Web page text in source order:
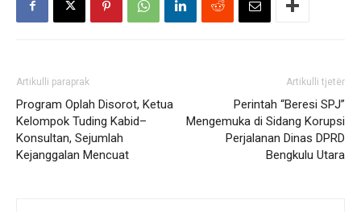
Artikulli paraprak
Program Oplah Disorot, Ketua
Kelompok Tuding Kabid–
Konsultan, Sejumlah
Kejanggalan Mencuat
Artikulli tjetër
Perintah “Beresi SPJ”
Mengemuka di Sidang Korupsi
Perjalanan Dinas DPRD
Bengkulu Utara